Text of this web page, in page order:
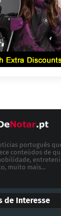
português
conteúdos de
muito mais...
de Interesse